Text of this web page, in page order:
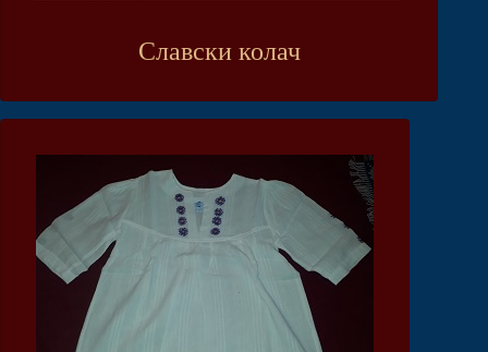
Славски колач